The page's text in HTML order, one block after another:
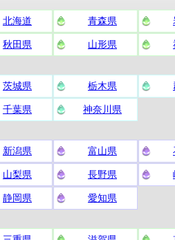
北海道 青森県
秋田県 山形県
茨城県 栃木県
千葉県 神奈川県
新潟県 富山県
山梨県 長野県
静岡県 愛知県